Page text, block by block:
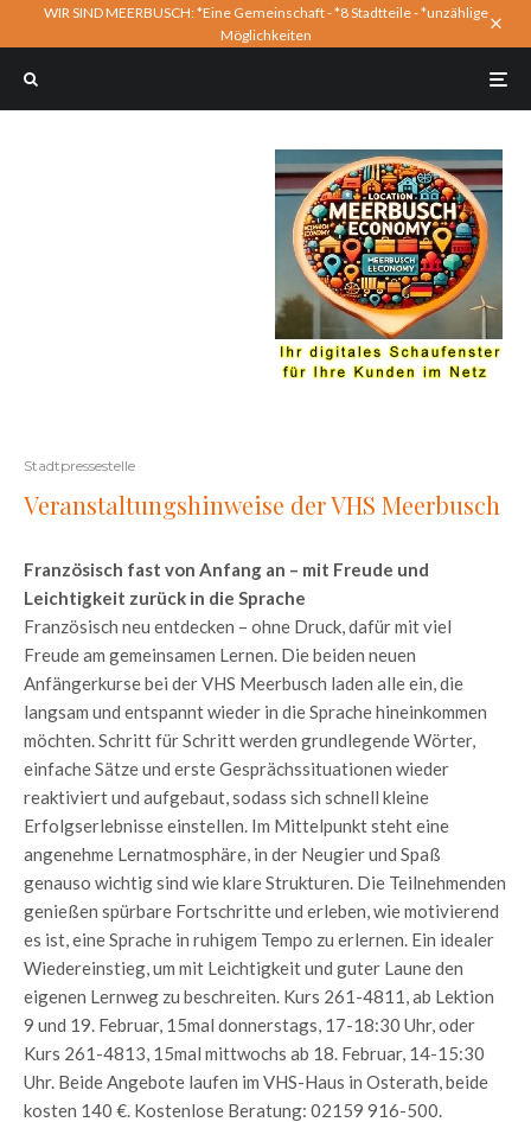
WIR SIND MEERBUSCH: *Eine Gemeinschaft - *8 Stadtteile - *unzählige
Möglichkeiten
Stadtpressestelle
Veranstaltungshinweise der VHS Meerbusch
Französisch fast von Anfang an – mit Freude und
Leichtigkeit zurück in die Sprache
Französisch neu entdecken – ohne Druck, dafür mit viel
Freude am gemeinsamen Lernen. Die beiden neuen
Anfängerkurse bei der VHS Meerbusch laden alle ein, die
langsam und entspannt wieder in die Sprache hineinkommen
möchten. Schritt für Schritt werden grundlegende Wörter,
einfache Sätze und erste Gesprächssituationen wieder
reaktiviert und aufgebaut, sodass sich schnell kleine
Erfolgserlebnisse einstellen. Im Mittelpunkt steht eine
angenehme Lernatmosphäre, in der Neugier und Spaß
genauso wichtig sind wie klare Strukturen. Die Teilnehmenden
genießen spürbare Fortschritte und erleben, wie motivierend
es ist, eine Sprache in ruhigem Tempo zu erlernen. Ein idealer
Wiedereinstieg, um mit Leichtigkeit und guter Laune den
eigenen Lernweg zu beschreiten. Kurs 261-4811, ab Lektion
9 und 19. Februar, 15mal donnerstags, 17-18:30 Uhr, oder
Kurs 261-4813, 15mal mittwochs ab 18. Februar, 14-15:30
Uhr. Beide Angebote laufen im VHS-Haus in Osterath, beide
kosten 140 €. Kostenlose Beratung: 02159 916-500.